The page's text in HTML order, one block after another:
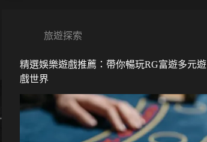
旅遊探索
精選娛樂遊戲推薦：帶你暢玩RG富遊多元遊
戲世界